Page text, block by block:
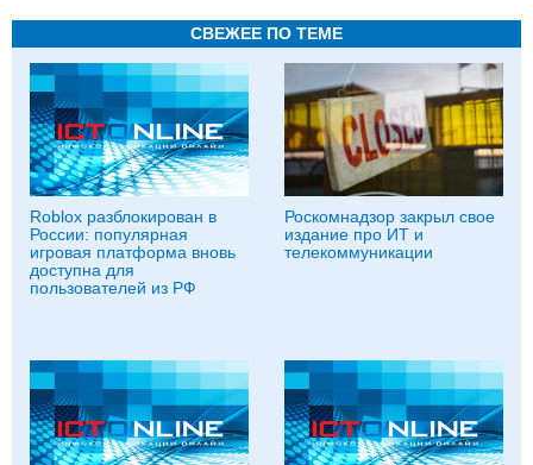
СВЕЖЕЕ ПО ТЕМЕ
Roblox разблокирован в
России: популярная
игровая платформа вновь
доступна для
пользователей из РФ
Роскомнадзор закрыл свое
издание про ИТ и
телекоммуникации